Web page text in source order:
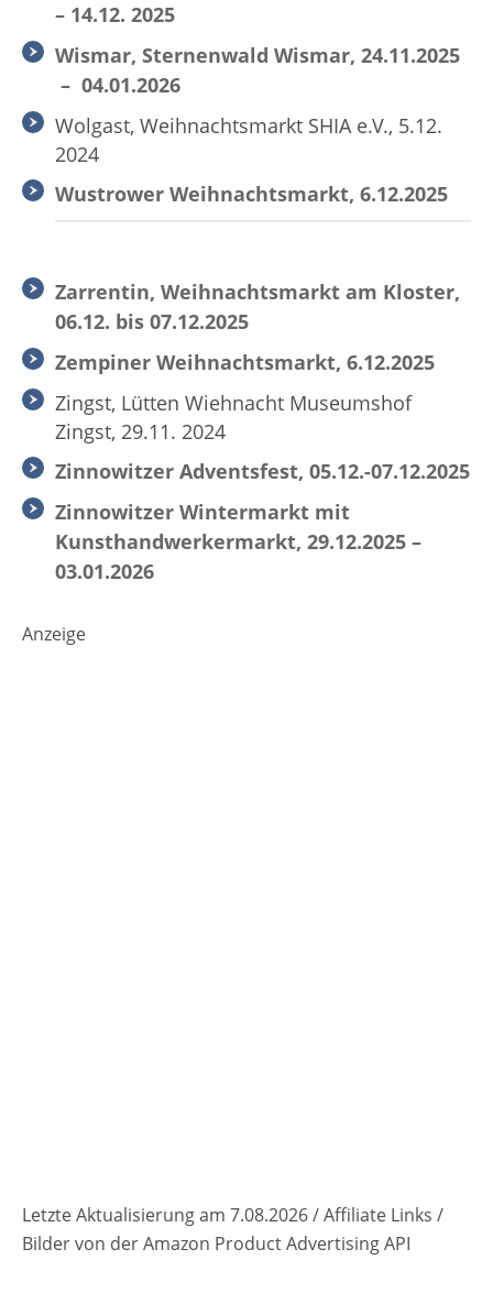
– 14.12. 2025
Wismar, Sternenwald Wismar, 24.11.2025
– 04.01.2026
Wolgast, Weihnachtsmarkt SHIA e.V., 5.12.
2024
Wustrower Weihnachtsmarkt, 6.12.2025
Zarrentin, Weihnachtsmarkt am Kloster,
06.12. bis 07.12.2025
Zempiner Weihnachtsmarkt, 6.12.2025
Zingst, Lütten Wiehnacht Museumshof
Zingst, 29.11. 2024
Zinnowitzer Adventsfest, 05.12.-07.12.2025
Zinnowitzer Wintermarkt mit
Kunsthandwerkermarkt, 29.12.2025 –
03.01.2026
Anzeige
Letzte Aktualisierung am 7.08.2026 / Affiliate Links /
Bilder von der Amazon Product Advertising API